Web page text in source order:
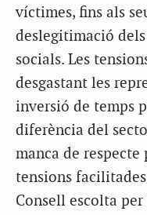
víctimes, fins als
deslegitimació
socials. Les
desgastant les
inversió de temps
diferència del
manca de respecte
tensions
Consell escolta